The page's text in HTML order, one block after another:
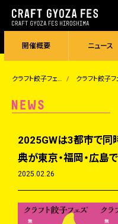
開催概要 ニュース
クラフト餃子フェス
2025GWは3都市で同
典が東京・福岡・広島
2025.02.26